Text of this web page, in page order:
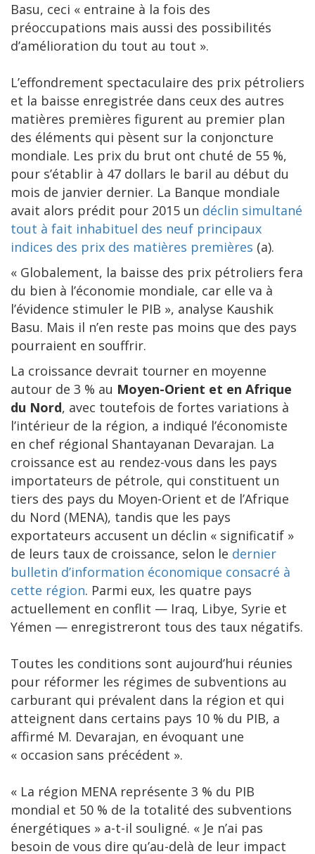
Basu, ceci « entraine à la fois des
préoccupations mais aussi des possibilités
d’amélioration du tout au tout ».
L’effondrement spectaculaire des prix pétroliers
et la baisse enregistrée dans ceux des autres
matières premières figurent au premier plan
des éléments qui pèsent sur la conjoncture
mondiale. Les prix du brut ont chuté de 55 %,
pour s’établir à 47 dollars le baril au début du
mois de janvier dernier. La Banque mondiale
avait alors prédit pour 2015 un déclin simultané
tout à fait inhabituel des neuf principaux
indices des prix des matières premières (a).
« Globalement, la baisse des prix pétroliers fera
du bien à l’économie mondiale, car elle va à
l’évidence stimuler le PIB », analyse Kaushik
Basu. Mais il n’en reste pas moins que des pays
pourraient en souffrir.
La croissance devrait tourner en moyenne
autour de 3 % au Moyen-Orient et en Afrique
du Nord, avec toutefois de fortes variations à
l’intérieur de la région, a indiqué l’économiste
en chef régional Shantayanan Devarajan. La
croissance est au rendez-vous dans les pays
importateurs de pétrole, qui constituent un
tiers des pays du Moyen-Orient et de l’Afrique
du Nord (MENA), tandis que les pays
exportateurs accusent un déclin « significatif »
de leurs taux de croissance, selon le dernier
bulletin d’information économique consacré à
cette région. Parmi eux, les quatre pays
actuellement en conflit — Iraq, Libye, Syrie et
Yémen — enregistreront tous des taux négatifs.
Toutes les conditions sont aujourd’hui réunies
pour réformer les régimes de subventions au
carburant qui prévalent dans la région et qui
atteignent dans certains pays 10 % du PIB, a
affirmé M. Devarajan, en évoquant une
« occasion sans précédent ».
« La région MENA représente 3 % du PIB
mondial et 50 % de la totalité des subventions
énergétiques » a-t-il souligné. « Je n’ai pas
besoin de vous dire qu’au-delà de leur impact